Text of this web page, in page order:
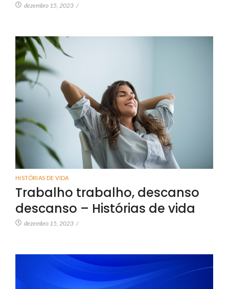
dezembro 15, 2023 /
HISTÓRIAS DE VIDA
Trabalho trabalho, descanso
descanso – Histórias de vida
dezembro 15, 2023 /